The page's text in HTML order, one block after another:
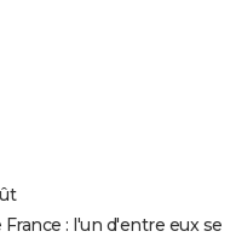
: l'un d'entre eux se